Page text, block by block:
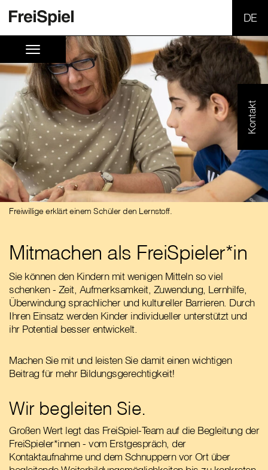
Kontakt
Mitmachen als FreiSpieler*in
Freiwillige erklärt einem Schüler den Lernstoff.
Sie können den Kindern mit wenigen Mitteln so viel
schenken - Zeit, Aufmerksamkeit, Zuwendung, Lernhilfe,
Überwindung sprachlicher und kultureller Barrieren. Durch
Ihren Einsatz werden Kinder individueller unterstützt und
ihr Potential besser entwickelt.
Machen Sie mit und leisten Sie damit einen wichtigen
Beitrag für mehr Bildungsgerechtigkeit!
Wir begleiten Sie.
Großen Wert legt das FreiSpiel-Team auf die Begleitung der
FreiSpieler*innen - vom Erstgespräch, der
Kontaktaufnahme und dem Schnuppern vor Ort über